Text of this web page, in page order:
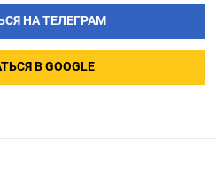
НА ТЕЛЕГРАМ
В GOOGLE